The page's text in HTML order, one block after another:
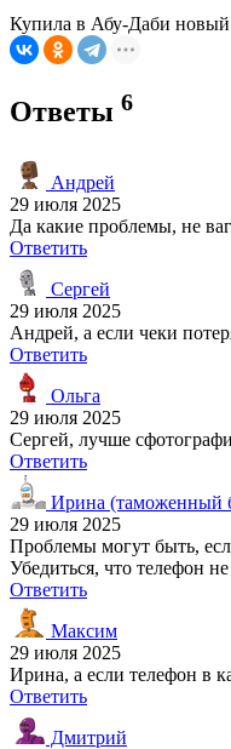
Купила в Абу-Даби новый
Ответы 6
Андрей
29 июля 2025
Да какие проблемы, не
Ответить
Сергей
29 июля 2025
Андрей, а если чеки
Ответить
Ольга
29 июля 2025
Сергей, лучше
Ответить
Ирина (таможенный
29 июля 2025
Проблемы могут быть,
Убедиться, что телефон
Ответить
Максим
29 июля 2025
Ирина, а если телефон в
Ответить
Дмитрий